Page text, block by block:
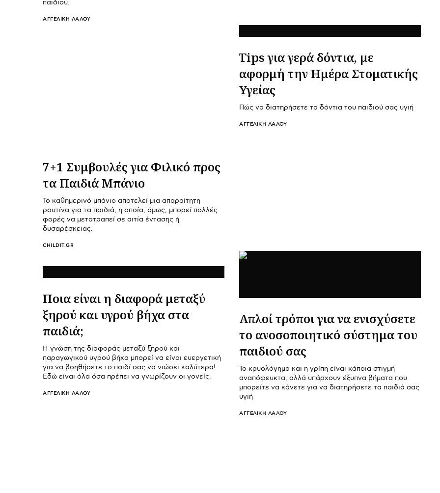
παιδιού.
ΑΓΓΕΛΙΚΉ ΛΆΛΟΥ
Tips για γερά δόντια, με
αφορμή την Ημέρα Στοματικής
Υγείας
Πώς να διατηρήσετε τα δόντια του παιδιού σας υγιή
ΑΓΓΕΛΙΚΉ ΛΆΛΟΥ
7+1 Συμβουλές για Φιλικό προς
τα Παιδιά Μπάνιο
Το καθημερινό μπάνιο αποτελεί μια απαραίτητη
ρουτίνα για τα παιδιά, η οποία, όμως, μπορεί πολλές
φορές να μετατραπεί σε αιτία έντασης ή
δυσαρέσκειας.
CHILDIT.GR
Απλοί τρόποι για να ενισχύσετε
το ανοσοποιητικό σύστημα του
παιδιού σας
Το κρυολόγημα και η γρίπη είναι κάποια στιγμή
αναπόφευκτα, αλλά υπάρχουν έξυπνα βήματα που
μπορείτε να κάνετε για να διατηρήσετε τα παιδιά σας
υγιή
ΑΓΓΕΛΙΚΉ ΛΆΛΟΥ
Ποια είναι η διαφορά μεταξύ
ξηρού και υγρού βήχα στα
παιδιά;
Η γνώση της διαφοράς μεταξύ ξηρού και
παραγωγικού υγρού βήχα μπορεί να είναι ευεργετική
για να βοηθήσετε το παιδί σας να νιώσει καλύτερα!
Εδώ είναι όλα όσα πρέπει να γνωρίζουν οι γονείς.
ΑΓΓΕΛΙΚΉ ΛΆΛΟΥ